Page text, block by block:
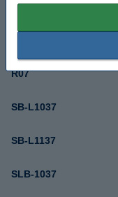
Q2232-80001
R07
SB-L1037
SB-L1137
SLB-1037